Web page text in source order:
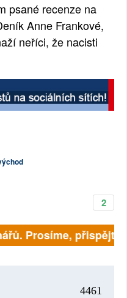
psané recenze na
Anne Frankové,
neříci, že nacisti
2
Prosíme, přispějte.
4461